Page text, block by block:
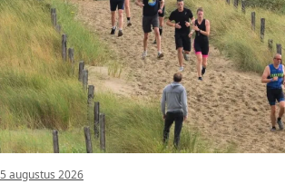
5 augustus 2026